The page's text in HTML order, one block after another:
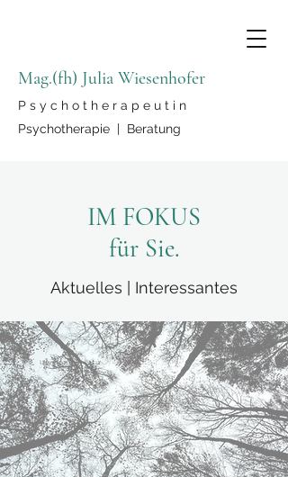
Mag.(fh) Julia Wiesenhofer
P s y c h o t h e r a p e u t i n
Psychotherapie | Beratung
IM FOKUS
für Sie.
Aktuelles | Interessantes